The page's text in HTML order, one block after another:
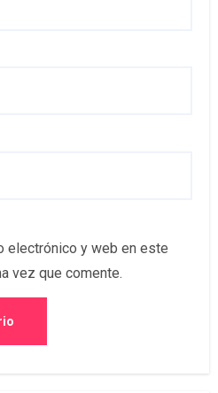
electrónico y web en este
vez que comente.